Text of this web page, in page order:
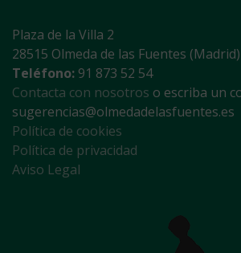
Plaza de la Villa 2
28515 Olmeda de las Fuentes (Madrid)
Teléfono: 91 873 52 54
Contacta con nosotros o escriba un
sugerencias@olmedadelasfuentes.es
Política de cookies
Política de privacidad
Aviso Legal